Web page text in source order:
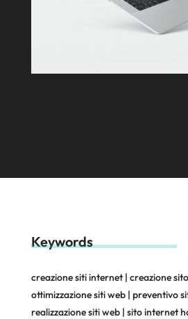
Keywords
creazione siti internet | creazione
ottimizzazione siti web | preventivo
realizzazione siti web | sito internet